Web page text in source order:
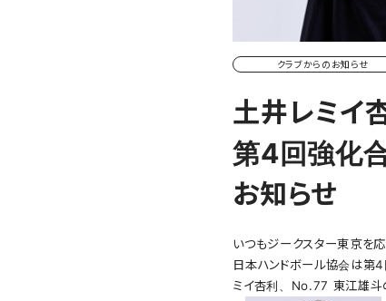
クラブからのお知らせ
土井レミイ
第4回強化
お知らせ
いつもジークスター東京を応
日本ハンドボール協会は
ミイ杏利、No.77 東江雄斗